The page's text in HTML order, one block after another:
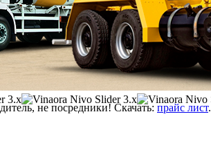
не посредники! Скачать: прайс лист.